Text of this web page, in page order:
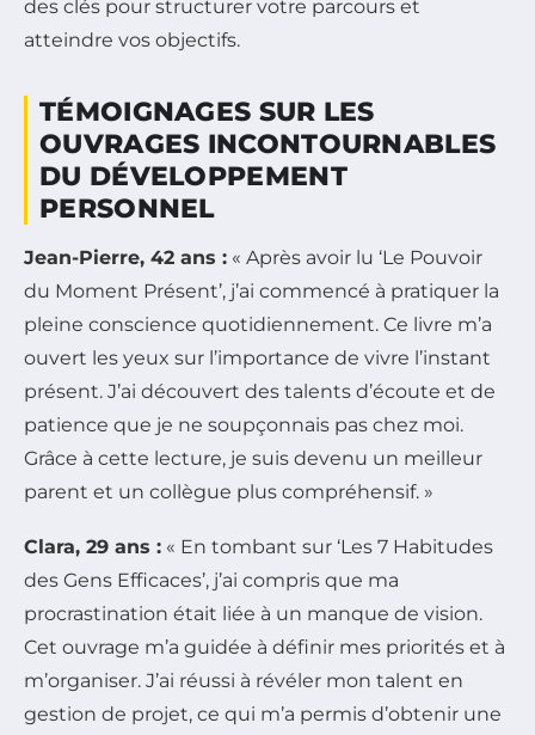
des clés pour structurer votre parcours et
atteindre vos objectifs.
TÉMOIGNAGES SUR LES
OUVRAGES INCONTOURNABLES
DU DÉVELOPPEMENT
PERSONNEL
Jean-Pierre, 42 ans : « Après avoir lu ‘Le Pouvoir
du Moment Présent’, j’ai commencé à pratiquer la
pleine conscience quotidiennement. Ce livre m’a
ouvert les yeux sur l’importance de vivre l’instant
présent. J’ai découvert des talents d’écoute et de
patience que je ne soupçonnais pas chez moi.
Grâce à cette lecture, je suis devenu un meilleur
parent et un collègue plus compréhensif. »
Clara, 29 ans : « En tombant sur ‘Les 7 Habitudes
des Gens Efficaces’, j’ai compris que ma
procrastination était liée à un manque de vision.
Cet ouvrage m’a guidée à définir mes priorités et à
m’organiser. J’ai réussi à révéler mon talent en
gestion de projet, ce qui m’a permis d’obtenir une